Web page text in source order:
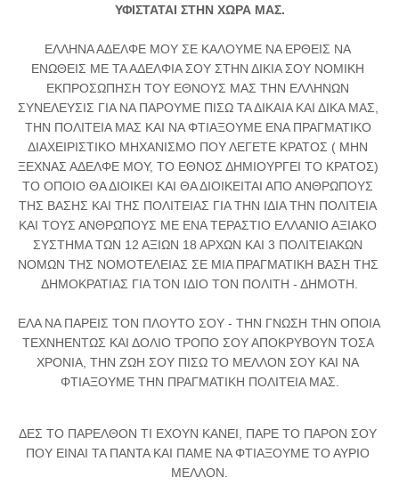
ΥΦΙΣΤΑΤΑΙ ΣΤΗΝ ΧΩΡΑ ΜΑΣ.
ΕΛΛΗΝΑ ΑΔΕΛΦΕ ΜΟΥ ΣΕ ΚΑΛΟΥΜΕ ΝΑ ΕΡΘΕΙΣ ΝΑ
ΕΝΩΘΕΙΣ ΜΕ ΤΑ ΑΔΕΛΦΙΑ ΣΟΥ ΣΤΗΝ ΔΙΚΙΑ ΣΟΥ ΝΟΜΙΚΗ
ΕΚΠΡΟΣΩΠΗΣΗ ΤΟΥ ΕΘΝΟΥΣ ΜΑΣ ΤΗΝ ΕΛΛΗΝΩΝ
ΣΥΝΕΛΕΥΣΙΣ ΓΙΑ ΝΑ ΠΑΡΟΥΜΕ ΠΙΣΩ ΤΑ ΔΙΚΑΙΑ ΚΑΙ ΔΙΚΑ ΜΑΣ,
ΤΗΝ ΠΟΛΙΤΕΙΑ ΜΑΣ ΚΑΙ ΝΑ ΦΤΙΑΞΟΥΜΕ ΕΝΑ ΠΡΑΓΜΑΤΙΚΟ
ΔΙΑΧΕΙΡΙΣΤΙΚΟ ΜΗΧΑΝΙΣΜΟ ΠΟΥ ΛΕΓΕΤΕ ΚΡΑΤΟΣ ( ΜΗΝ
ΞΕΧΝΑΣ ΑΔΕΛΦΕ ΜΟΥ, ΤΟ ΕΘΝΟΣ ΔΗΜΙΟΥΡΓΕΙ ΤΟ ΚΡΑΤΟΣ)
ΤΟ ΟΠΟΙΟ ΘΑ ΔΙΟΙΚΕΙ ΚΑΙ ΘΑ ΔΙΟΙΚΕΙΤΑΙ ΑΠΟ ΑΝΘΡΩΠΟΥΣ
ΤΗΣ ΒΑΣΗΣ ΚΑΙ ΤΗΣ ΠΟΛΙΤΕΙΑΣ ΓΙΑ ΤΗΝ ΙΔΙΑ ΤΗΝ ΠΟΛΙΤΕΙΑ
ΚΑΙ ΤΟΥΣ ΑΝΘΡΩΠΟΥΣ ΜΕ ΕΝΑ ΤΕΡΑΣΤΙΟ ΕΛΛΑΝΙΟ ΑΞΙΑΚΟ
ΣΥΣΤΗΜΑ ΤΩΝ 12 ΑΞΙΩΝ 18 ΑΡΧΩΝ ΚΑΙ 3 ΠΟΛΙΤΕΙΑΚΩΝ
ΝΟΜΩΝ ΤΗΣ ΝΟΜΟΤΕΛΕΙΑΣ ΣΕ ΜΙΑ ΠΡΑΓΜΑΤΙΚΗ ΒΑΣΗ ΤΗΣ
ΔΗΜΟΚΡΑΤΙΑΣ ΓΙΑ ΤΟΝ ΙΔΙΟ ΤΟΝ ΠΟΛΙΤΗ - ΔΗΜΟΤΗ.
ΕΛΑ ΝΑ ΠΑΡΕΙΣ ΤΟΝ ΠΛΟΥΤΟ ΣΟΥ - ΤΗΝ ΓΝΩΣΗ ΤΗΝ ΟΠΟΙΑ
ΤΕΧΝΗΕΝΤΩΣ ΚΑΙ ΔΟΛΙΟ ΤΡΟΠΟ ΣΟΥ ΑΠΟΚΡΥΒΟΥΝ ΤΟΣΑ
ΧΡΟΝΙΑ, ΤΗΝ ΖΩΗ ΣΟΥ ΠΙΣΩ ΤΟ ΜΕΛΛΟΝ ΣΟΥ ΚΑΙ ΝΑ
ΦΤΙΑΞΟΥΜΕ ΤΗΝ ΠΡΑΓΜΑΤΙΚΗ ΠΟΛΙΤΕΙΑ ΜΑΣ.
ΔΕΣ ΤΟ ΠΑΡΕΛΘΟΝ ΤΙ ΕΧΟΥΝ ΚΑΝΕΙ, ΠΑΡΕ ΤΟ ΠΑΡΟΝ ΣΟΥ
ΠΟΥ ΕΙΝΑΙ ΤΑ ΠΑΝΤΑ ΚΑΙ ΠΑΜΕ ΝΑ ΦΤΙΑΞΟΥΜΕ ΤΟ ΑΥΡΙΟ
ΜΕΛΛΟΝ.